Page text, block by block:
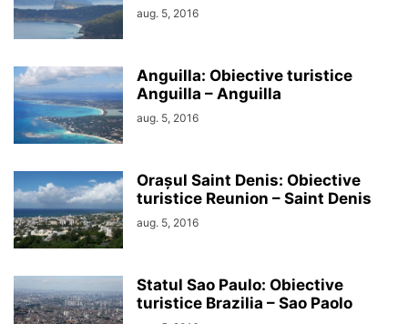
aug. 5, 2016
Anguilla: Obiective turistice
Anguilla – Anguilla
aug. 5, 2016
Orașul Saint Denis: Obiective
turistice Reunion – Saint Denis
aug. 5, 2016
Statul Sao Paulo: Obiective
turistice Brazilia – Sao Paolo